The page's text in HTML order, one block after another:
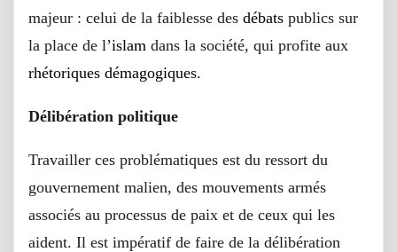
majeur : celui de la faiblesse des débats publics sur
la place de l’islam dans la société, qui profite aux
rhétoriques démagogiques.
Délibération politique
Travailler ces problématiques est du ressort du
gouvernement malien, des mouvements armés
associés au processus de paix et de ceux qui les
aident. Il est impératif de faire de la délibération